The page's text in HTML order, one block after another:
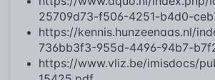
25709d73-f506-4251-b4d0-
https://kennis.hunzeenaas.nl/
736bb3f3-955d-4496-94b7-
https://www.vliz.be/imisdocs/